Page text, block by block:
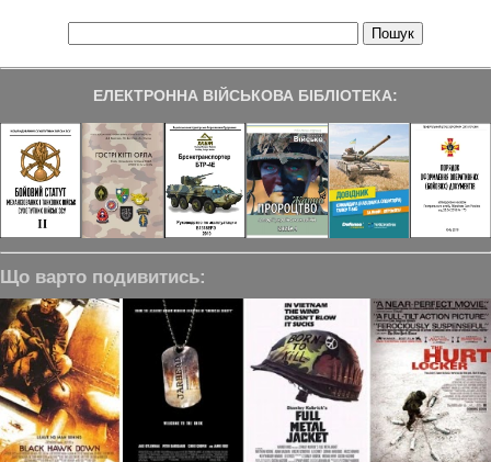
ЕЛЕКТРОННА ВІЙСЬКОВА БІБЛІОТЕКА:
Що варто подивитись: